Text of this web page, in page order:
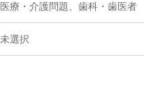
医療・介護問題、歯科・歯医者
未選択